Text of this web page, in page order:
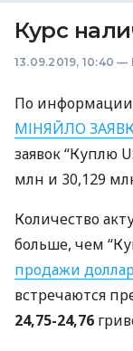
Курс
13.09.2019, 10:40 —
По информации
МІНЯЙЛО
заявок “Куплю
млн и 30,129
Количество
больше, чем
продажи
встречаются
24,75-24,76